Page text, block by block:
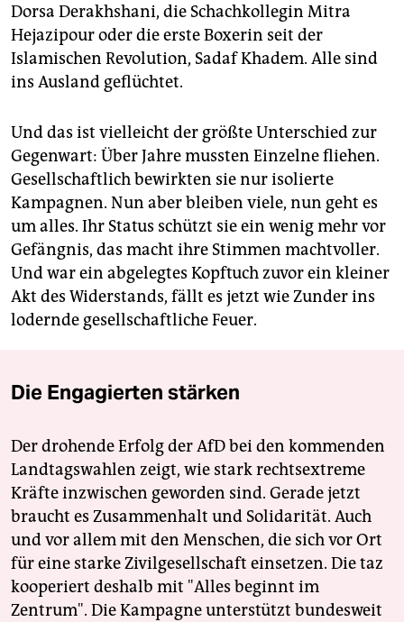
Dorsa Derakhshani, die Schachkollegin Mitra
Hejazipour oder die erste Boxerin seit der
Islamischen Revolution, Sadaf Khadem. Alle sind
ins Ausland geflüchtet.
Und das ist vielleicht der größte Unterschied zur
Gegenwart: Über Jahre mussten Einzelne fliehen.
Gesellschaftlich bewirkten sie nur isolierte
Kampagnen. Nun aber bleiben viele, nun geht es
um alles. Ihr Status schützt sie ein wenig mehr vor
Gefängnis, das macht ihre Stimmen machtvoller.
Und war ein abgelegtes Kopftuch zuvor ein kleiner
Akt des Widerstands, fällt es jetzt wie Zunder ins
lodernde gesellschaftliche Feuer.
Die Engagierten stärken
Der drohende Erfolg der AfD bei den kommenden
Landtagswahlen zeigt, wie stark rechtsextreme
Kräfte inzwischen geworden sind. Gerade jetzt
braucht es Zusammenhalt und Solidarität. Auch
und vor allem mit den Menschen, die sich vor Ort
für eine starke Zivilgesellschaft einsetzen. Die taz
kooperiert deshalb mit "Alles beginnt im
Zentrum". Die Kampagne unterstützt bundesweit